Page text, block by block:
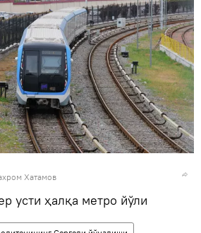
Хатамов
усти ҳалқа метро йўли